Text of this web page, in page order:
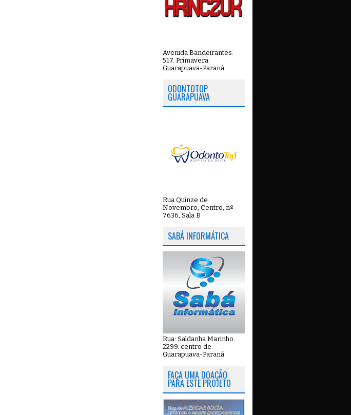
Avenida Bandeirantes.
517. Primavera.
Guarapuava-Paraná
ODONTOTOP
GUARAPUAVA
Rua Quinze de
Novembro, Centro, nº
7636, Sala B
SABÁ INFORMÁTICA
Rua: Saldanha Marinho.
2299. centro de
Guarapuava-Paraná
FAÇA UMA DOAÇÃO
PARA ESTE PROJETO